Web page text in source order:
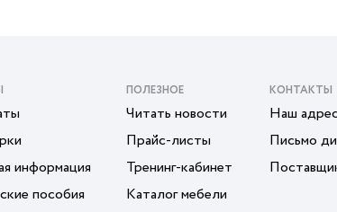
информация
пособия
ПОЛЕЗНОЕ
Читать новости
Прайс-листы
Тренинг-кабинет
Каталог мебели
КОНТАКТЫ
Наш
Письмо